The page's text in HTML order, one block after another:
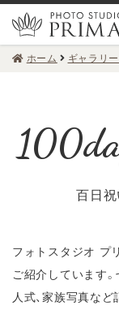
ホーム ギャラリー
百日祝
フォトスタジオ プ
ご紹介しています。
人式、家族写真など